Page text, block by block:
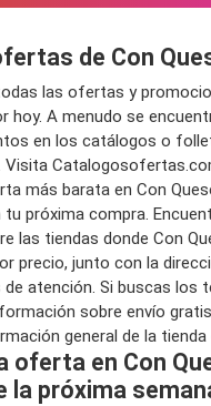
de Con
las ofertas y
hoy. A menudo se
en los catálogos o
Visita
más barata en Con
próxima compra.
las tiendas donde Con
precio, junto con la
de atención. Si buscas los
sobre envío
general de la tienda
oferta en Con
la próxima